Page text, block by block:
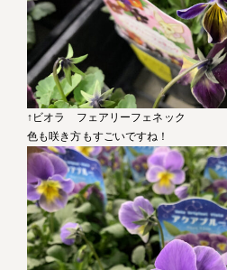
↑ビオラ フェアリーフェネック
色も咲き方もすごいですね！